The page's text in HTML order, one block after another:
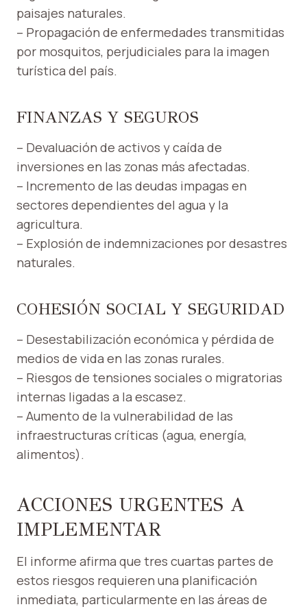
paisajes naturales.
– Propagación de enfermedades transmitidas
por mosquitos, perjudiciales para la imagen
turística del país.
FINANZAS Y SEGUROS
– Devaluación de activos y caída de
inversiones en las zonas más afectadas.
– Incremento de las deudas impagas en
sectores dependientes del agua y la
agricultura.
– Explosión de indemnizaciones por desastres
naturales.
COHESIÓN SOCIAL Y SEGURIDAD
– Desestabilización económica y pérdida de
medios de vida en las zonas rurales.
– Riesgos de tensiones sociales o migratorias
internas ligadas a la escasez.
– Aumento de la vulnerabilidad de las
infraestructuras críticas (agua, energía,
alimentos).
ACCIONES URGENTES A
IMPLEMENTAR
El informe afirma que tres cuartas partes de
estos riesgos requieren una planificación
inmediata, particularmente en las áreas de